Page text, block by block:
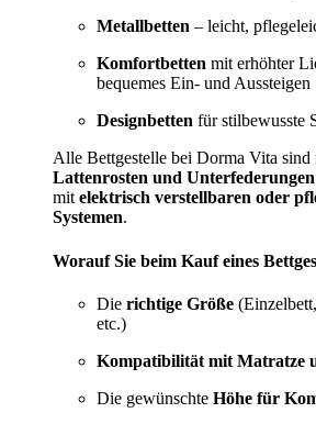
Metallbetten – leicht,
Komfortbetten mit erhöhter
bequemes Ein- und Aussteigen
Designbetten für stilbewusste
Alle Bettgestelle bei Dorma Vita sind
Lattenrosten und
mit elektrisch verstellbaren oder
Systemen.
Worauf Sie beim Kauf eines
Die richtige Größe
etc.)
Kompatibilität mit Matratze
Die gewünschte Höhe für